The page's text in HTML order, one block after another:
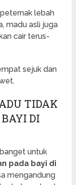
lebah
madu asli juga
cair terus-
sejuk dan
TIDAK
DI
untuk
pada bayi di
mengandung